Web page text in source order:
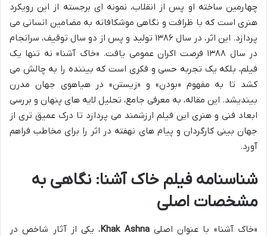
چهارمین ساخته او پس از انقلاب، نمونه ای برجسته از این رویکرد
هنری است که با ظرافت و نگاهی موشکافانه به مضامین انسانی می
پردازد. این اثر، در سال ۱۳۸۶ تولید و پس از دو سال توقیف، سرانجام
در سال ۱۳۸۸ فرصت اکران عمومی یافت. «خاک آشنا» نه تنها یک
فیلم، بلکه یک تجربه حسی و فکری است که بیننده را به چالش می
کشد تا به مفهوم «بودن» و «زیستن» در هیاهوی جهان مدرن
بیندیشد. این مقاله، به معرفی جامع، تحلیل لایه های پنهان و بررسی
ابعاد فنی و هنری این فیلم ارزشمند می پردازد تا درک عمیق تری از
جهان بینی کارگردان و پیام های نهفته در اثر را برای مخاطب فراهم
آورد.
شناسنامه فیلم خاک آشنا: نگاهی به
مشخصات اصلی
«خاک آشنا» با عنوان اصلیKhak Ashna، یکی از آثار شاخص در